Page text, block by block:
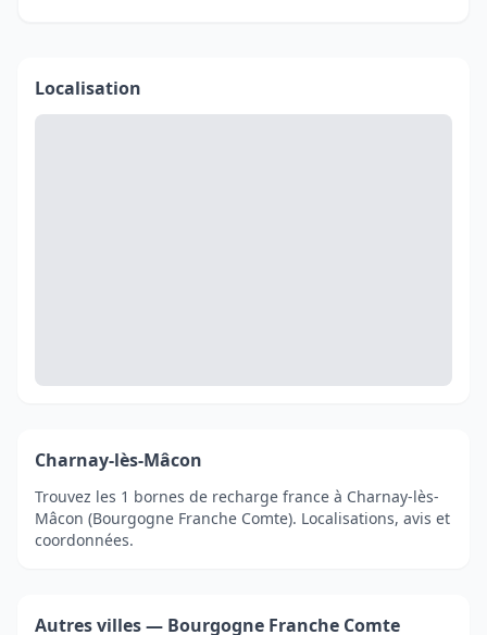
Localisation
Charnay-lès-Mâcon
Trouvez les 1 bornes de recharge france à Charnay-lès-
Mâcon (Bourgogne Franche Comte). Localisations, avis et
coordonnées.
Autres villes — Bourgogne Franche Comte